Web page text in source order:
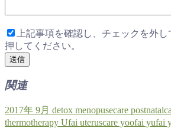
上記事項を確認し、チェックを外し
押してください。
関連
2017年 9月 detox menopusecare
thermotherapy Ufai uteruscare yoofai yufai